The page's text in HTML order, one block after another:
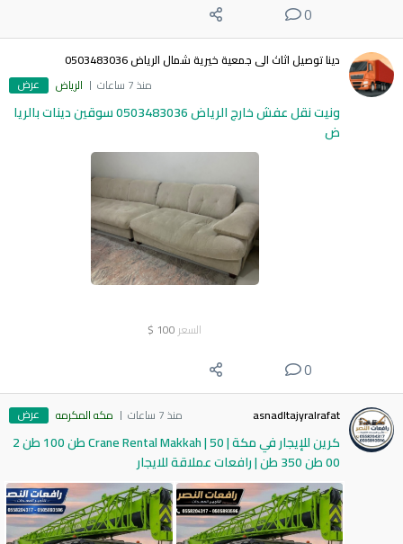
0
دينا توصيل اثاث الى جمعية خيرية شمال الرياض 0503483036
منذ 7 ساعات
الرياض عرض
ونيت نقل عفش خارج الرياض 0503483036 سوقين دينات بالريا
ض
السعر 100
$
0
asnadltajyralrafat منذ 7 ساعات مكه المكرمه عرض
كرين للإيجار في مكة | Crane Rental Makkah | 50 طن 100 طن 2
00 طن 350 طن | رافعات عملاقة للايجار